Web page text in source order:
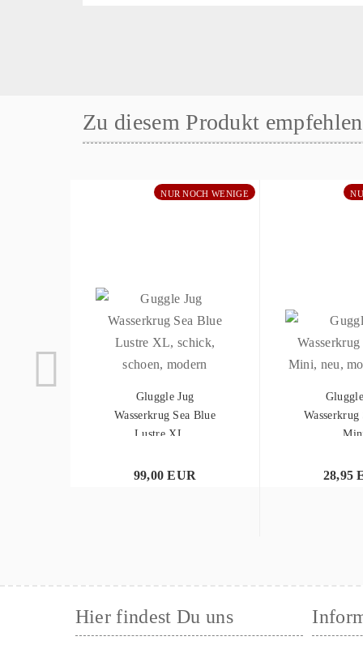
Zu diesem Produkt
NUR NOCH WENIGE
Gluggle Jug
Wasserkrug Sea Blue
Lustre XL...
99,00 EUR
Wasserkrug
28,95
Hier findest Du uns